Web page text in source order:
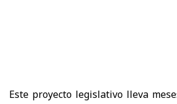
Este proyecto legislativo lleva